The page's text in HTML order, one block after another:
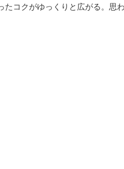
コクがゆっくりと広がる。思